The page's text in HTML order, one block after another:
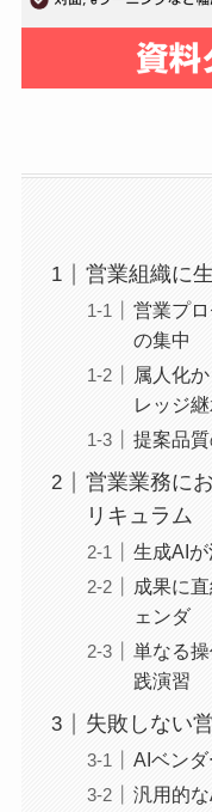
営業組織に
営業プ
の集中
属人化
レッジ
提案品
営業業務に
リキュラム
生成AI
成果に
ェンダ
単なる
践演習
失敗しない
AIベン
汎用的